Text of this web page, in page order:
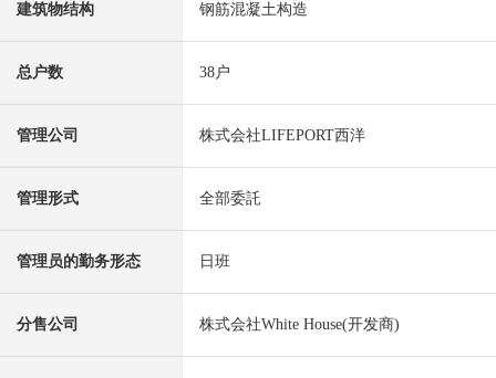
建筑物结构 钢筋混凝土构造
总户数 38户
管理公司 株式会社LIFEPORT西洋
管理形式 全部委託
管理员的勤务形态 日班
分售公司 株式会社White House(开发商)